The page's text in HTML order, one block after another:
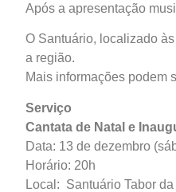
Após a apresentação
O Santuário, localizado
a região.
Mais informações podem
Serviço
Cantata de Natal e
Data: 13 de dezembro
Horário: 20h
Local: Santuário Tabor